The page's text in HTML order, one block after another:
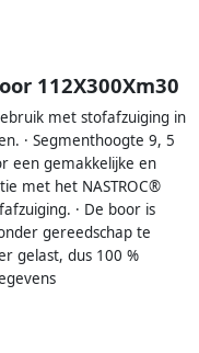
112X300Xm30
met stofafzuiging in
· Segmenthoogte 9, 5
een gemakkelijke en
met het NASTROC®
· De boor is
gereedschap te
gelast, dus 100 %